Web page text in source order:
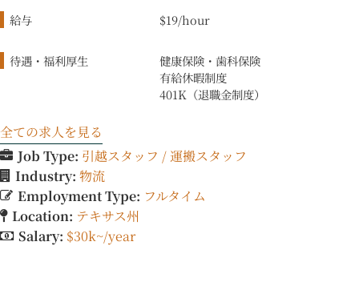
給与 $19/hour
待遇・福利厚生
健康保険・歯科保険
有給休暇制度
401K（退職金制度）
全ての求人を見る
Job Type: 引越スタッフ / 運搬スタッフ
Industry: 物流
Employment Type: フルタイム
Location: テキサス州
Salary: $30k~/year